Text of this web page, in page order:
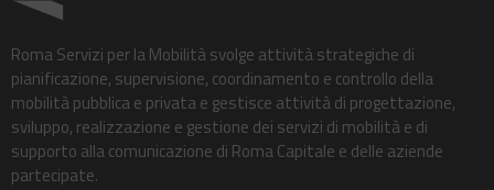
Roma Servizi per la Mobilità svolge attività strategiche di
pianificazione, supervisione, coordinamento e controllo della
mobilità pubblica e privata e gestisce attività di progettazione,
sviluppo, realizzazione e gestione dei servizi di mobilità e di
supporto alla comunicazione di Roma Capitale e delle aziende
partecipate.